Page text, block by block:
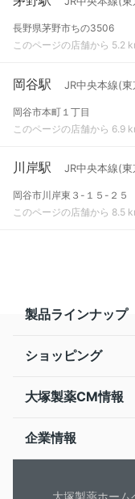
長野県茅野市ちの3506
このページの店舗から 5.2
岡谷駅 JR中央本線(
岡谷市本町１丁目
このページの店舗から 6.9
川岸駅 JR中央本線(
岡谷市川岸東３-１５-２５
このページの店舗から 8.5
製品ラインナップ
ショッピング
大塚製薬CM情報
企業情報